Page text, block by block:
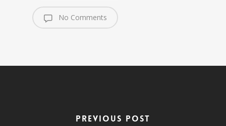
No Comments
Previous Post